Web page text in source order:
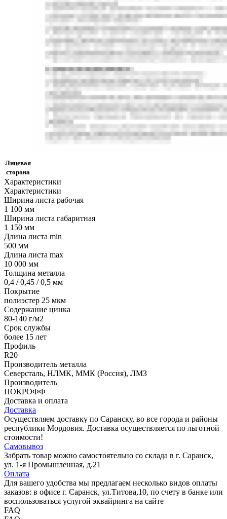
Лицевая
сторона
Характеристики
Характеристики
Ширина листа рабочая
1 100 мм
Ширина листа габаритная
1 150 мм
Длина листа min
500 мм
Длина листа max
10 000 мм
Толщина металла
0,4 / 0,45 / 0,5 мм
Покрытие
полиэстер 25 мкм
Содержание цинка
80-140 г/м2
Срок службы
более 15 лет
Профиль
R20
Производитель металла
Северсталь, НЛМК, ММК (Россия), ЛМЗ
Производитель
ПОКРОФФ
Доставка и оплата
Доставка
Осуществляем доставку по Саранску, во все города и районы
республики Мордовия. Доставка осуществляется по льготной
стоимости!
Самовывоз
Забрать товар можно самостоятельно со склада в г. Саранск,
ул. 1-я Промышленная, д.21
Оплата
Для вашего удобства мы предлагаем несколько видов оплаты
заказов: в офисе г. Саранск, ул.Титова,10, по счету в банке или
воспользоваться услугой эквайринга на сайте
FAQ